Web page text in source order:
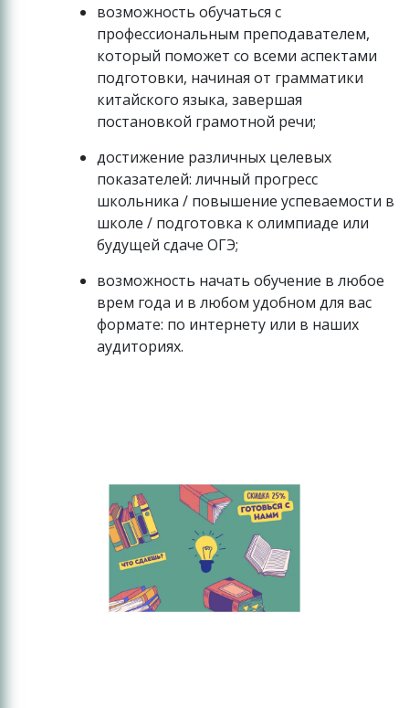
возможность обучаться с
профессиональным преподавателем,
который поможет со всеми аспектами
подготовки, начиная от грамматики
китайского языка, завершая
постановкой грамотной речи;
достижение различных целевых
показателей: личный прогресс
школьника / повышение успеваемости в
школе / подготовка к олимпиаде или
будущей сдаче ОГЭ;
возможность начать обучение в любое
врем года и в любом удобном для вас
формате: по интернету или в наших
аудиториях.